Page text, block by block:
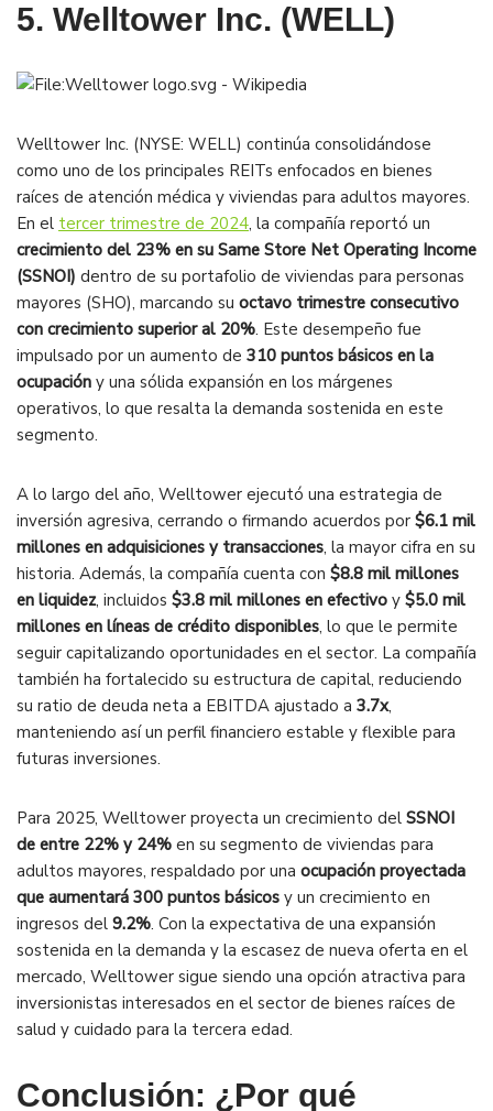
5. Welltower Inc. (WELL)
Welltower Inc. (NYSE: WELL) continúa consolidándose
como uno de los principales REITs enfocados en bienes
raíces de atención médica y viviendas para adultos mayores.
En el tercer trimestre de 2024, la compañía reportó un
crecimiento del 23% en su Same Store Net Operating Income
(SSNOI) dentro de su portafolio de viviendas para personas
mayores (SHO), marcando su octavo trimestre consecutivo
con crecimiento superior al 20%. Este desempeño fue
impulsado por un aumento de 310 puntos básicos en la
ocupación y una sólida expansión en los márgenes
operativos, lo que resalta la demanda sostenida en este
segmento.
A lo largo del año, Welltower ejecutó una estrategia de
inversión agresiva, cerrando o firmando acuerdos por $6.1 mil
millones en adquisiciones y transacciones, la mayor cifra en su
historia. Además, la compañía cuenta con $8.8 mil millones
en liquidez, incluidos $3.8 mil millones en efectivo y $5.0 mil
millones en líneas de crédito disponibles, lo que le permite
seguir capitalizando oportunidades en el sector. La compañía
también ha fortalecido su estructura de capital, reduciendo
su ratio de deuda neta a EBITDA ajustado a 3.7x,
manteniendo así un perfil financiero estable y flexible para
futuras inversiones.
Para 2025, Welltower proyecta un crecimiento del SSNOI
de entre 22% y 24% en su segmento de viviendas para
adultos mayores, respaldado por una ocupación proyectada
que aumentará 300 puntos básicos y un crecimiento en
ingresos del 9.2%. Con la expectativa de una expansión
sostenida en la demanda y la escasez de nueva oferta en el
mercado, Welltower sigue siendo una opción atractiva para
inversionistas interesados en el sector de bienes raíces de
salud y cuidado para la tercera edad.
Conclusión: ¿Por qué